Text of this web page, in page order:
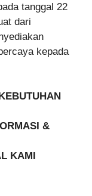
tanggal 22
dari
kepada
&
KAMI